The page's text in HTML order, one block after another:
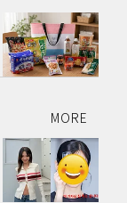
MORE